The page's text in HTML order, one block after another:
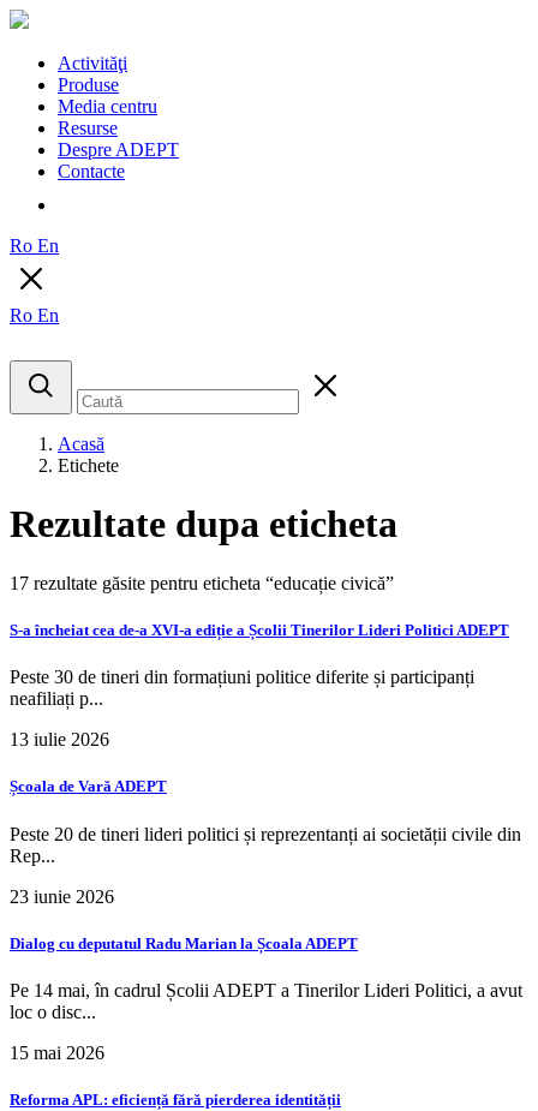
Activităţi
Produse
Media centru
Resurse
Despre ADEPT
Contacte
Ro En
Ro En
Acasă
Etichete
Rezultate dupa eticheta
17 rezultate găsite pentru eticheta “educație civică”
S-a încheiat cea de-a XVI-a ediție a Școlii Tinerilor Lideri Politici ADEPT
Peste 30 de tineri din formațiuni politice diferite și participanți
neafiliați p...
13 iulie 2026
Școala de Vară ADEPT
Peste 20 de tineri lideri politici și reprezentanți ai societății civile din
Rep...
23 iunie 2026
Dialog cu deputatul Radu Marian la Școala ADEPT
Pe 14 mai, în cadrul Școlii ADEPT a Tinerilor Lideri Politici, a avut
loc o disc...
15 mai 2026
Reforma APL: eficiență fără pierderea identității